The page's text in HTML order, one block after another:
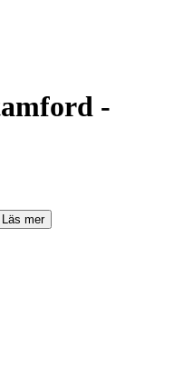
-
Läs mer